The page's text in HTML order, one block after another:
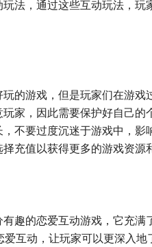
法，通过这些互动玩法，玩
的游戏，但是玩家们在游戏
家，因此需要保护好自己的
不要过度沉迷于游戏中，影
充值以获得更多的游戏资源
趣的恋爱互动游戏，它充满
互动，让玩家可以更深入地